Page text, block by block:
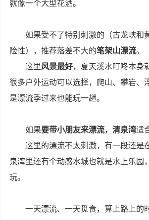
就像一个大型花洒。
如果受不了特别刺激的（古龙峡和
险性），推荐落差不大的笔架山漂流。
这里风景最好，夏天溪水叮咚本身
很多户外运动可以选择，爬山、攀岩、
是漂流季过来也能玩一趟。
如果要带小朋友来漂流，清泉湾适
这里的漂流不太刺激，有一段还是
泉湾里还有个动感水城也就是水上乐园
玩。
一天漂流、一天觅食，算上路上的